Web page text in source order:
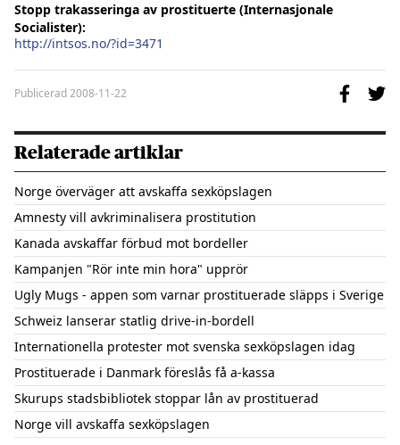
Stopp trakasseringa av prostituerte (Internasjonale
Socialister):
http://intsos.no/?id=3471
Publicerad2008-11-22
Relaterade artiklar
Norge överväger att avskaffa sexköpslagen
Amnesty vill avkriminalisera prostitution
Kanada avskaffar förbud mot bordeller
Kampanjen "Rör inte min hora" upprör
Ugly Mugs - appen som varnar prostituerade släpps i Sverige
Schweiz lanserar statlig drive-in-bordell
Internationella protester mot svenska sexköpslagen idag
Prostituerade i Danmark föreslås få a-kassa
Skurups stadsbibliotek stoppar lån av prostituerad
Norge vill avskaffa sexköpslagen